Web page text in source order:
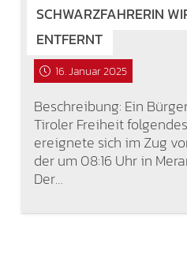
SCHWARZFAHRERIN
ENTFERNT
16. Januar 2025
Beschreibung: Ein
Tiroler Freiheit
ereignete sich im Zug
der um 08:16 Uhr in
Der…